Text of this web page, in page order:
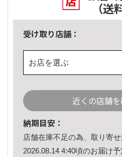
（送
受け取り店舗：
お店を選ぶ
近くの店舗
納期目安：
店舗在庫不足の為、取り寄せ
2026.08.14 4:40頃のお届け予